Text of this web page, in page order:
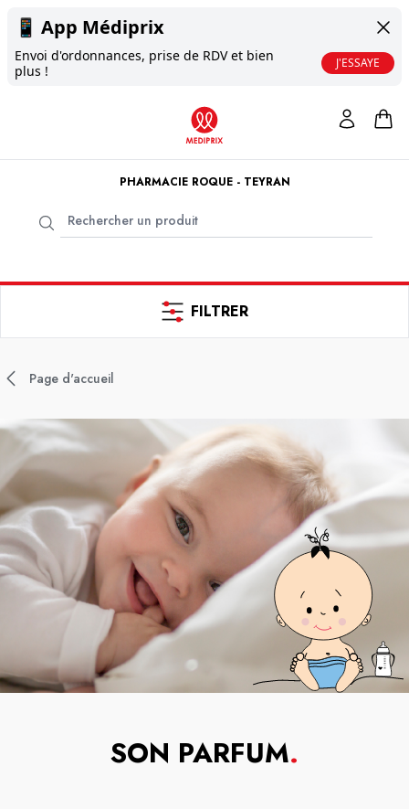
📱 App Médiprix
Envoi d'ordonnances, prise de RDV et bien
plus !
J'ESSAYE
PHARMACIE ROQUE - TEYRAN
FILTRER
Page d'accueil
SON PARFUM.